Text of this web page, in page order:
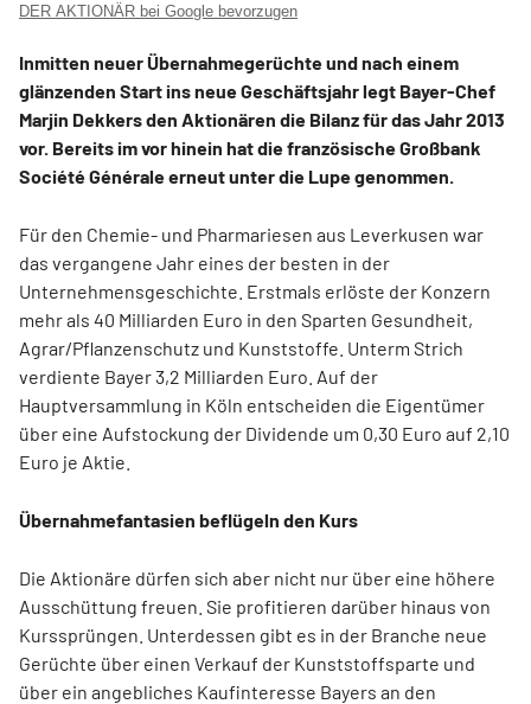
DER AKTIONÄR bei Google bevorzugen
Inmitten neuer Übernahmegerüchte und nach einem
glänzenden Start ins neue Geschäftsjahr legt Bayer-Chef
Marjin Dekkers den Aktionären die Bilanz für das Jahr 2013
vor. Bereits im vor hinein hat die französische Großbank
Société Générale erneut unter die Lupe genommen.
Für den Chemie- und Pharmariesen aus Leverkusen war
das vergangene Jahr eines der besten in der
Unternehmensgeschichte. Erstmals erlöste der Konzern
mehr als 40 Milliarden Euro in den Sparten Gesundheit,
Agrar/Pflanzenschutz und Kunststoffe. Unterm Strich
verdiente Bayer 3,2 Milliarden Euro. Auf der
Hauptversammlung in Köln entscheiden die Eigentümer
über eine Aufstockung der Dividende um 0,30 Euro auf 2,10
Euro je Aktie.
Übernahmefantasien beflügeln den Kurs
Die Aktionäre dürfen sich aber nicht nur über eine höhere
Ausschüttung freuen. Sie profitieren darüber hinaus von
Kurssprüngen. Unterdessen gibt es in der Branche neue
Gerüchte über einen Verkauf der Kunststoffsparte und
über ein angebliches Kaufinteresse Bayers an den